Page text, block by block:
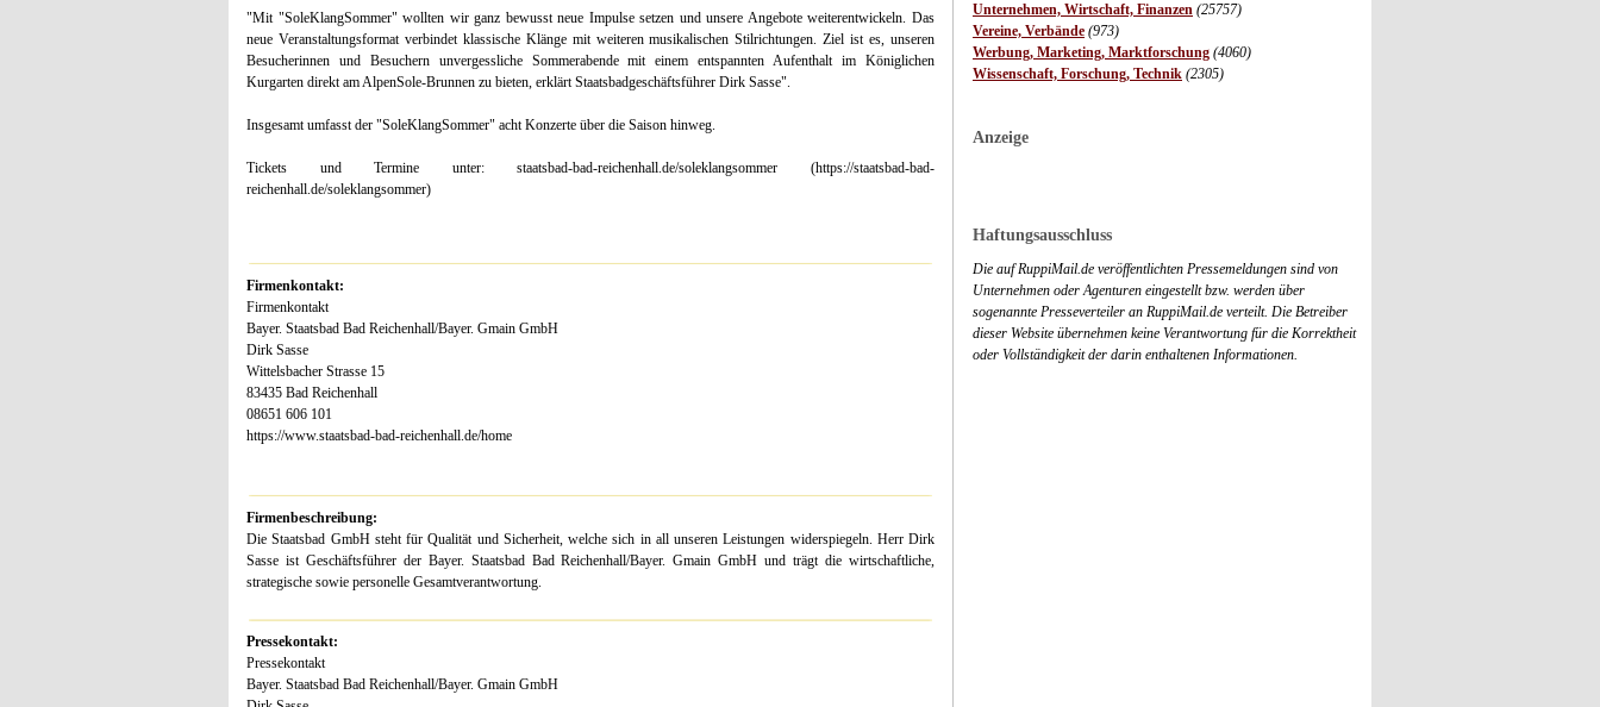
Unternehmen, Wirtschaft, Finanzen (25757)
Vereine, Verbände (973)
Werbung, Marketing, Marktforschung (4060)
Wissenschaft, Forschung, Technik (2305)
Anzeige
Haftungsausschluss
Die auf RuppiMail.de veröffentlichten Pressemeldungen sind von
Unternehmen oder Agenturen eingestellt bzw. werden über
sogenannte Presseverteiler an RuppiMail.de verteilt. Die Betreiber
dieser Website übernehmen keine Verantwortung für die Korrektheit
oder Vollständigkeit der darin enthaltenen Informationen.
"Mit "SoleKlangSommer" wollten wir ganz bewusst neue Impulse setzen und unsere Angebote weiterentwickeln. Das
neue Veranstaltungsformat verbindet klassische Klänge mit weiteren musikalischen Stilrichtungen. Ziel ist es, unseren
Besucherinnen und Besuchern unvergessliche Sommerabende mit einem entspannten Aufenthalt im Königlichen
Kurgarten direkt am AlpenSole-Brunnen zu bieten, erklärt Staatsbadgeschäftsführer Dirk Sasse".
Insgesamt umfasst der "SoleKlangSommer" acht Konzerte über die Saison hinweg.
Tickets und Termine unter: staatsbad-bad-reichenhall.de/soleklangsommer (https://staatsbad-bad-
reichenhall.de/soleklangsommer)
Firmenkontakt:
Firmenkontakt
Bayer. Staatsbad Bad Reichenhall/Bayer. Gmain GmbH
Dirk Sasse
Wittelsbacher Strasse 15
83435 Bad Reichenhall
08651 606 101
https://www.staatsbad-bad-reichenhall.de/home
Firmenbeschreibung:
Die Staatsbad GmbH steht für Qualität und Sicherheit, welche sich in all unseren Leistungen widerspiegeln. Herr Dirk
Sasse ist Geschäftsführer der Bayer. Staatsbad Bad Reichenhall/Bayer. Gmain GmbH und trägt die wirtschaftliche,
strategische sowie personelle Gesamtverantwortung.
Pressekontakt:
Pressekontakt
Bayer. Staatsbad Bad Reichenhall/Bayer. Gmain GmbH